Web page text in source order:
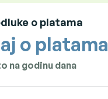
o platama
o platama
na godinu dana